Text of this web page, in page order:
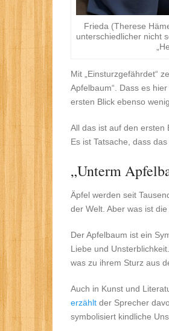
Frieda (Therese
unterschiedlicher nicht
Mit „Einsturzgefährdet“
Apfelbaum“. Dass es
ersten Blick ebenso
All das ist auf den ersten
Es ist Tatsache, dass
„Unterm
Äpfel werden seit
der Welt. Aber was ist
Der Apfelbaum ist ein
Liebe und
was zu ihrem Sturz aus
Auch in Kunst und
erzählt der Sprecher
symbolisiert kindliche